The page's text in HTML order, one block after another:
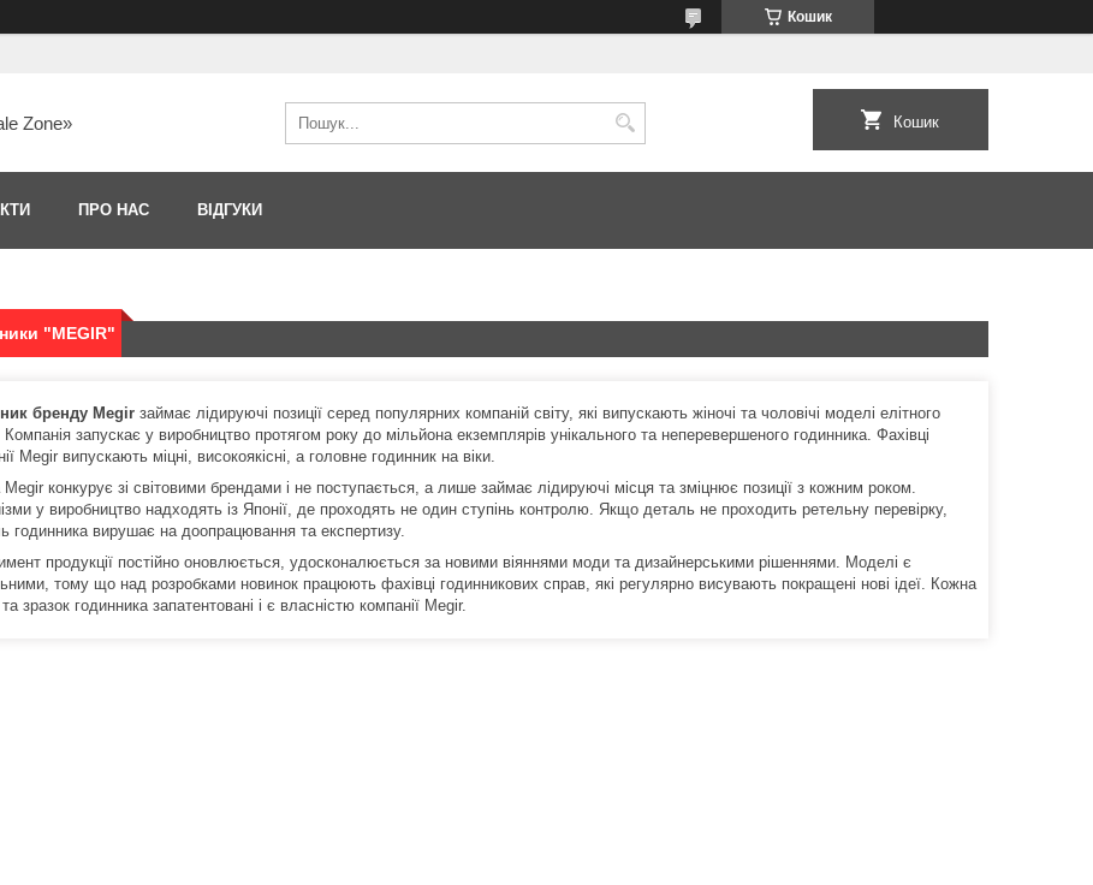
Кошик
Zone» Кошик
ПРО НАС ВІДГУКИ
"MEGIR"
бренду Megir займає лідируючі позиції серед популярних компаній світу, які випускають жіночі та чоловічі моделі елітного
Компанія запускає у виробництво протягом року до мільйона екземплярів унікального та неперевершеного годинника. Фахівці
Megir випускають міцні, високоякісні, а головне годинник на віки.
конкурує зі світовими брендами і не поступається, а лише займає лідируючі місця та зміцнює позиції з кожним роком.
у виробництво надходять із Японії, де проходять не один ступінь контролю. Якщо деталь не проходить ретельну перевірку,
годинника вирушає на доопрацювання та експертизу.
продукції постійно оновлюється, удосконалюється за новими віяннями моди та дизайнерськими рішеннями. Моделі є
тому що над розробками новинок працюють фахівці годинникових справ, які регулярно висувають покращені нові ідеї. Кожна
зразок годинника запатентовані і є власністю компанії Megir.